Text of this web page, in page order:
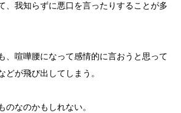
、我知らずに悪口を言ったりすることが多
、喧嘩腰になって感情的に言おうと思って
どが飛び出してしまう。
なのかもしれない。